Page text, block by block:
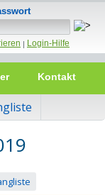
| Login-Hilfe
Kontakt